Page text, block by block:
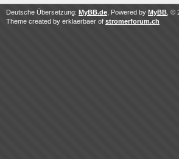
Deutsche Übersetzung: MyBB.de , Powered by MyBB , ©
Theme created by erklaerbaer of stromerforum.ch